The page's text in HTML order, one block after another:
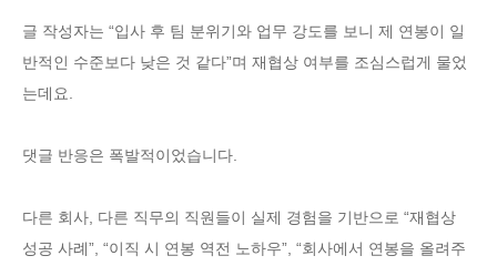
글 작성자는 “입사 후 팀 분위기와 업무 강도를 보니 제 연봉이 일
반적인 수준보다 낮은 것 같다”며 재협상 여부를 조심스럽게 물었
는데요.
댓글 반응은 폭발적이었습니다.
다른 회사, 다른 직무의 직원들이 실제 경험을 기반으로 “재협상
성공 사례”, “이직 시 연봉 역전 노하우”, “회사에서 연봉을 올려주